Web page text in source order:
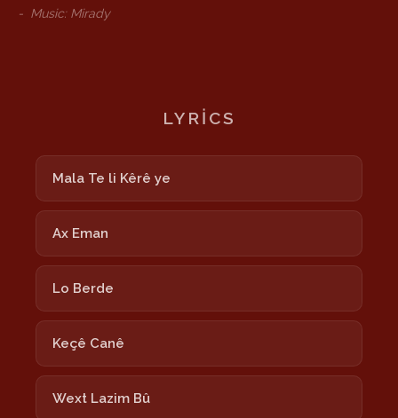
- Music: Mirady
LYRICS
Mala Te li Kêrê ye
Ax Eman
Lo Berde
Keçê Canê
Wext Lazim Bû